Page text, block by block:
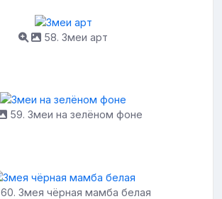
58. Змеи арт
59. Змеи на зелёном фоне
60. Змея чёрная мамба белая